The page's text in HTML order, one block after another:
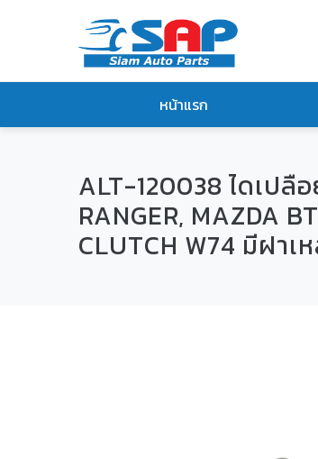
หน้าแรก
ALT-120038 ไดเปลือ
RANGER, MAZDA
CLUTCH W74 มีฝาเ